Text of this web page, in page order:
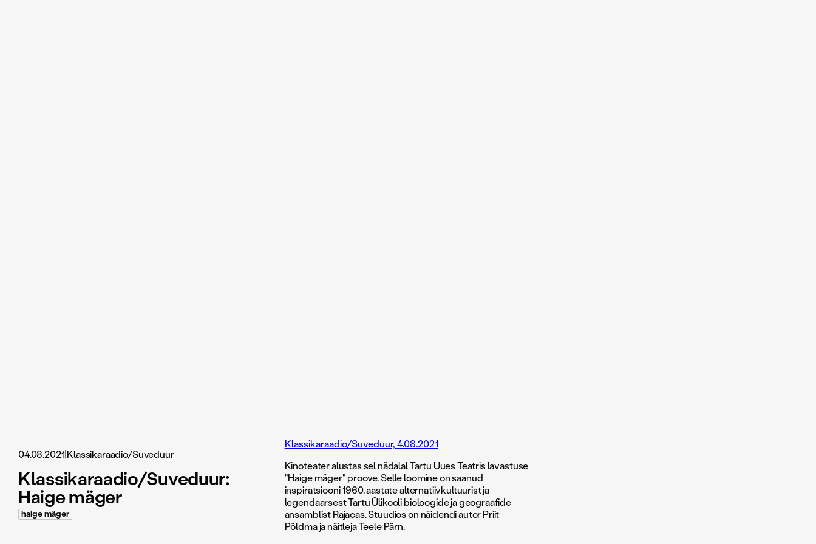
04.08.2021|Klassikaraadio/Suveduur
Klassikaraadio/Suveduur:
Haige mäger
haige mäger
Klassikaraadio/Suveduur, 4.08.2021
Kinoteater alustas sel nädalal Tartu Uues Teatris lavastuse
"Haige mäger" proove. Selle loomine on saanud
inspiratsiooni 1960. aastate alternatiivkultuurist ja
legendaarsest Tartu Ülikooli bioloogide ja geograafide
ansamblist Rajacas. Stuudios on näidendi autor Priit
Põldma ja näitleja Teele Pärn.